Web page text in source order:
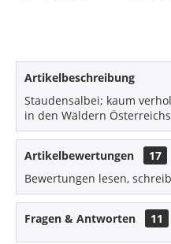
Artikelbeschreibung
Staudensalbei; kaum
in den Wäldern
Artikelbewertungen
17
Bewertungen lesen,
Fragen & Antworten 11